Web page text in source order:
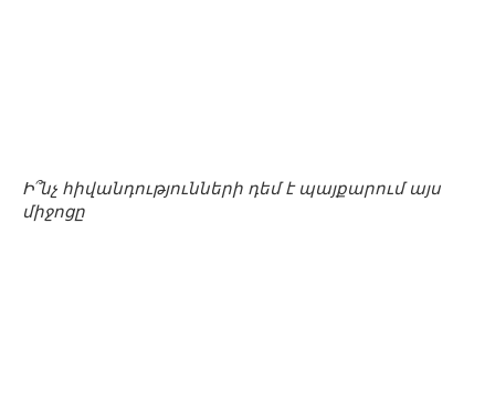
Ի՞նչ հիվանդությունների դեմ է պայքարում այս
միջոցը